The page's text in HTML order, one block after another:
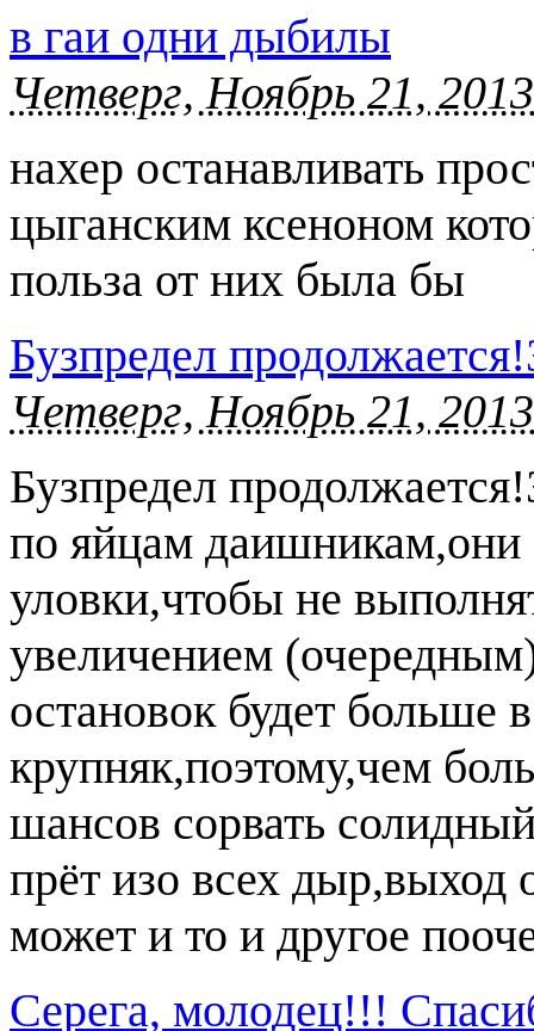
в гаи одни дыбилы
Четверг, Ноябрь 21,
нахер останавливать
цыганским ксеноном
польза от них была бы
Бузпредел
Четверг, Ноябрь 21,
Бузпредел
по яйцам даишникам,они
уловки,чтобы не
увеличением
остановок будет больше
крупняк,поэтому,чем
шансов сорвать
прёт изо всех дыр,выход
может и то и другое
Серега, молодец!!!